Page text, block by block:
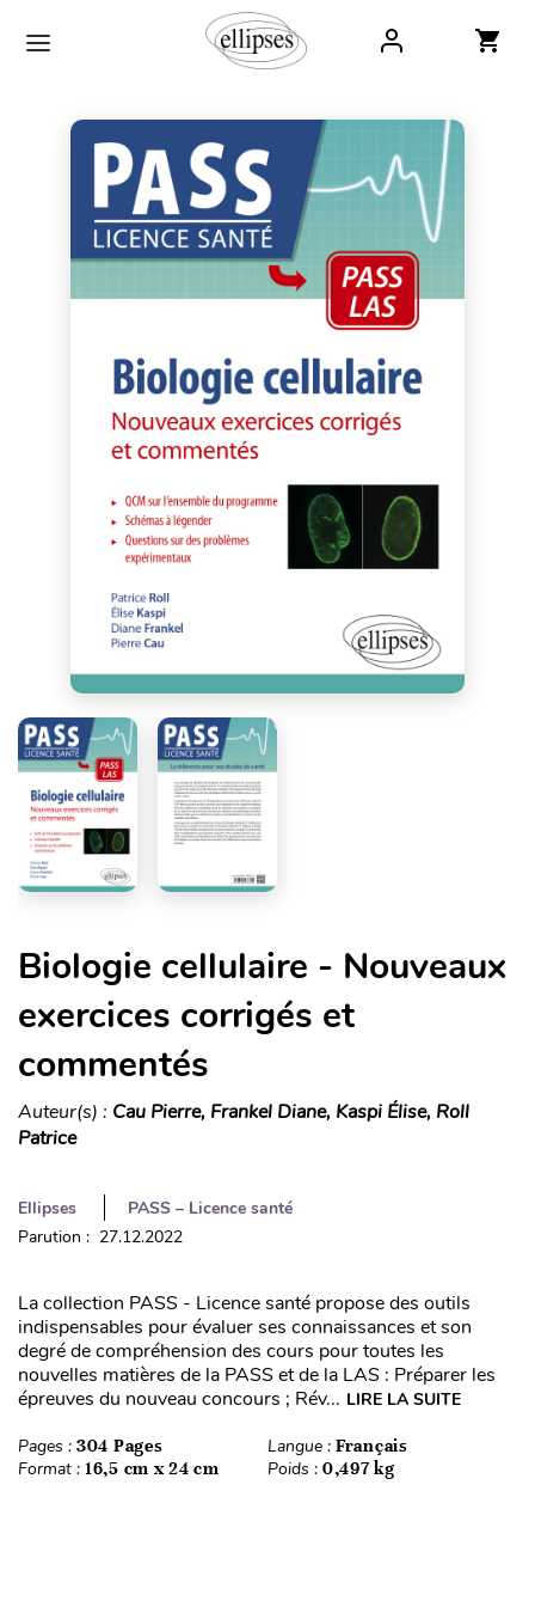
Biologie cellulaire - Nouveaux
exercices corrigés et
commentés
Auteur(s) : Cau Pierre, Frankel Diane, Kaspi Élise, Roll
Patrice
Ellipses
PASS – Licence santé
Parution : 27.12.2022
La collection PASS - Licence santé propose des outils
indispensables pour évaluer ses connaissances et son
degré de compréhension des cours pour toutes les
nouvelles matières de la PASS et de la LAS : Préparer les
épreuves du nouveau concours ; Rév... LIRE LA SUITE
Pages : 304 Pages Langue : Français
Format : 16,5 cm x 24 cm Poids : 0,497 kg